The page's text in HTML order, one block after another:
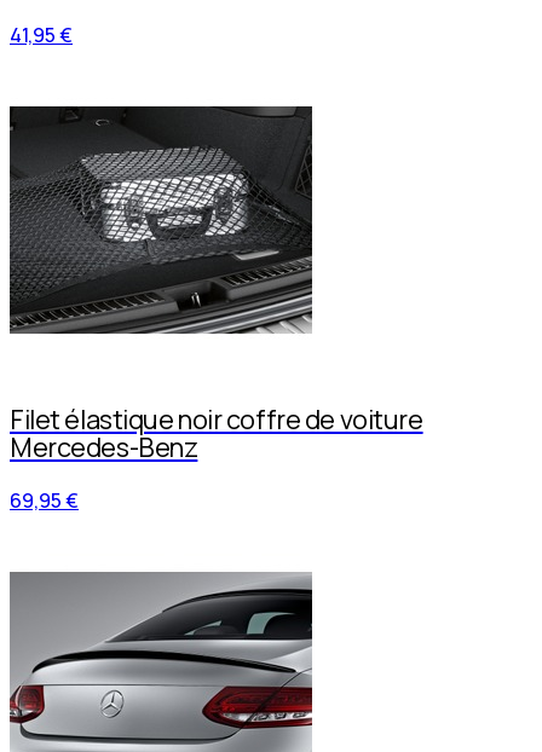
41,95 €
Filet élastique noir coffre de voiture
Mercedes-Benz
69,95 €